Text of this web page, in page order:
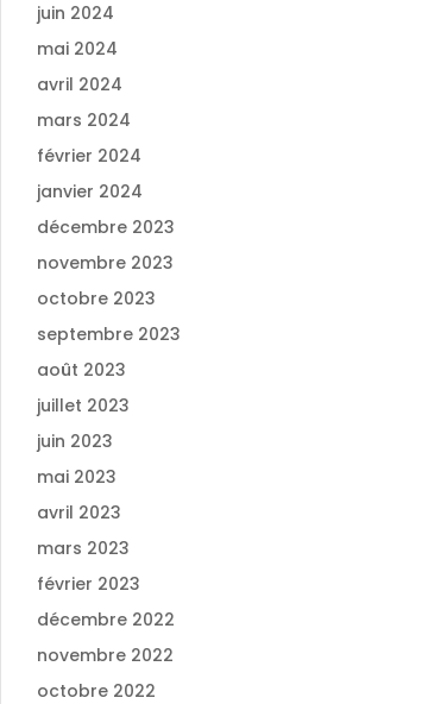
juin 2024
mai 2024
avril 2024
mars 2024
février 2024
janvier 2024
décembre 2023
novembre 2023
octobre 2023
septembre 2023
août 2023
juillet 2023
juin 2023
mai 2023
avril 2023
mars 2023
février 2023
décembre 2022
novembre 2022
octobre 2022